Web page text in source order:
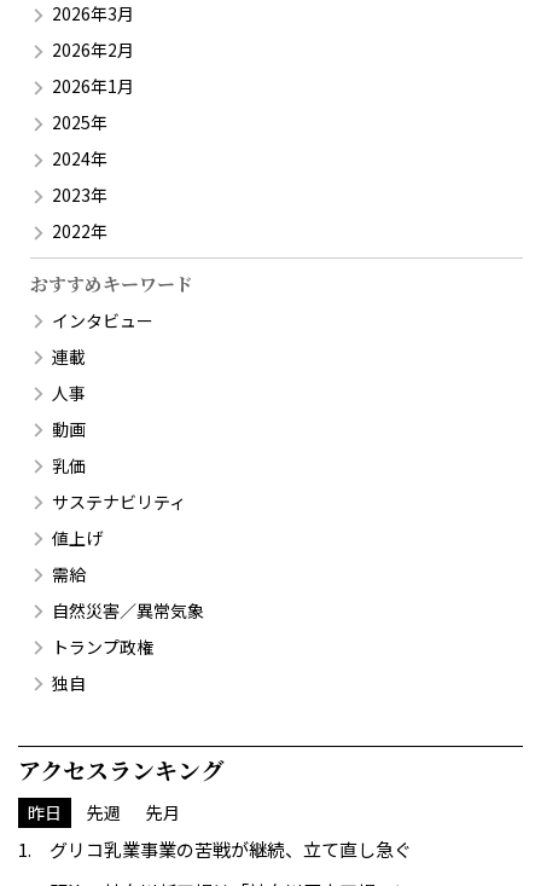
2026年3月
2026年2月
2026年1月
2025年
2024年
2023年
2022年
おすすめキーワード
インタビュー
連載
人事
動画
乳価
サステナビリティ
値上げ
需給
自然災害／異常気象
トランプ政権
独自
アクセスランキング
昨日 先週 先月
グリコ乳業事業の苦戦が継続、立て直し急ぐ